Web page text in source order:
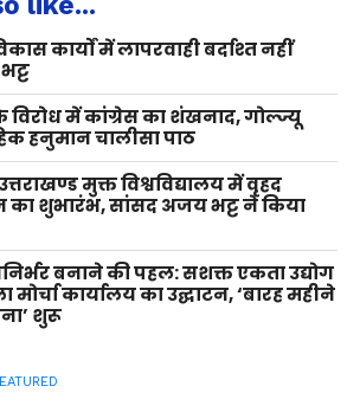
कार्यों में लापरवाही बर्दाश्त नहीं
में कांग्रेस का शंखनाद, गोल्ज्यू
हनुमान चालीसा पाठ
मुक्त विश्वविद्यालय में वृहद
का शुभारंभ, सांसद अजय भट्ट ने किया
बनाने की पहल: सशक्त एकता उद्योग
मोर्चा कार्यालय का उद्घाटन, ‘बारह महीने
शुरू